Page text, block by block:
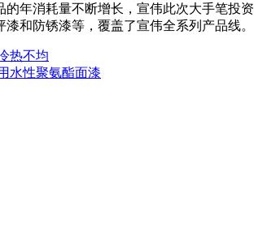
年消耗量不断增长，宣伟此次大手笔
和防锈漆等，覆盖了宣伟全系列产品线。
热不均
水性聚氨酯面漆